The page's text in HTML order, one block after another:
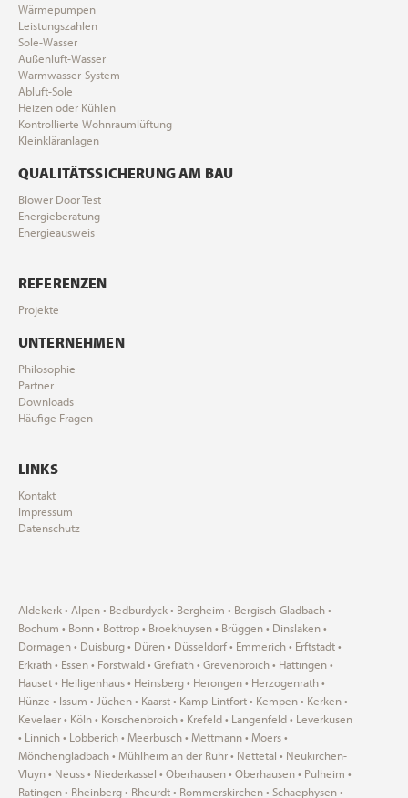
Wärmepumpen
Leistungszahlen
Sole-Wasser
Außenluft-Wasser
Warmwasser-System
Abluft-Sole
Heizen oder Kühlen
Kontrollierte Wohnraumlüftung
Kleinkläranlagen
QUALITÄTSSICHERUNG AM BAU
Blower Door Test
Energieberatung
Energieausweis
REFERENZEN
Projekte
UNTERNEHMEN
Philosophie
Partner
Downloads
Häufige Fragen
LINKS
Kontakt
Impressum
Datenschutz
Aldekerk Alpen Bedburdyck Bergheim
Bergisch-Gladbach
Bochum
Bonn Bottrop Broekhuysen Brüggen
Dinslaken
Dormagen
Duisburg Düren Düsseldorf Emmerich
Erftstadt
Erkrath
Essen Forstwald Grefrath Grevenbroich
Hattingen
Hauset
Heiligenhaus Heinsberg Herongen
Herzogenrath
Hünze
Issum Jüchen Kaarst Kamp-Lintfort Kempen
Kerken
Kevelaer
Köln Korschenbroich Krefeld Langenfeld
Leverkusen
Linnich
Lobberich Meerbusch Mettmann
Moers
Mönchengladbach
Mühlheim an der Ruhr Nettetal
Neukirchen-
Vluyn
Neuss Niederkassel Oberhausen Oberhausen
Pulheim
Ratingen
Rheinberg Rheurdt Rommerskirchen Schaephysen